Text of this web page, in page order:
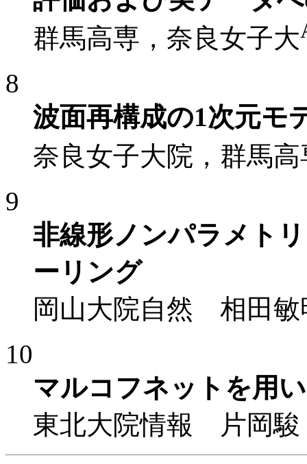
群馬高専，奈良女子大
8
波面再構成の1次元モ
奈良女子大院，群馬高
9
非線形ノンパラメト
ーリング
岡山大院自然 相田敏
10
マルコフネットを用
東北大院情報 片岡駿